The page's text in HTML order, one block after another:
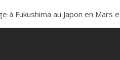
à Fukushima au Japon en